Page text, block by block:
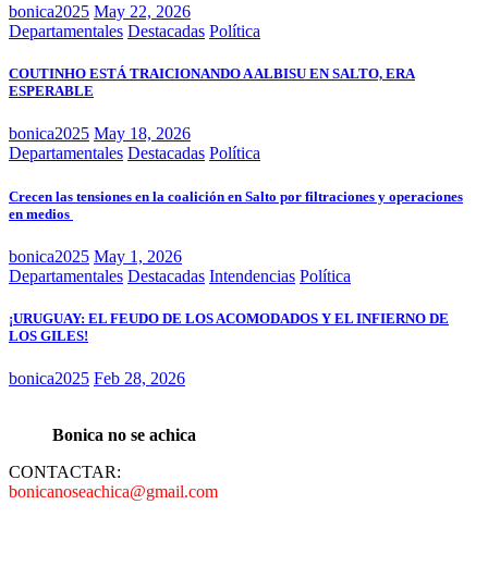
bonica2025 May 22, 2026
Departamentales Destacadas Política
COUTINHO ESTÁ TRAICIONANDO A ALBISU EN SALTO, ERA
ESPERABLE
bonica2025 May 18, 2026
Departamentales Destacadas Política
Crecen las tensiones en la coalición en Salto por filtraciones y operaciones
en medios
bonica2025 May 1, 2026
Departamentales Destacadas Intendencias Política
¡URUGUAY: EL FEUDO DE LOS ACOMODADOS Y EL INFIERNO DE
LOS GILES!
bonica2025 Feb 28, 2026
Bonica no se achica
CONTACTAR:
bonicanoseachica@gmail.com